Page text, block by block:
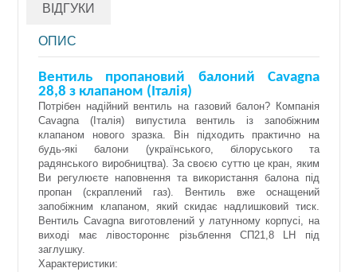
ВІДГУКИ
ОПИС
Вентиль пропановий балоний Cavagna
28,8 з клапаном (Італія)
Потрібен надійний вентиль на газовий балон? Компанія
Cavagna (Італія) випустила вентиль із запобіжним
клапаном нового зразка. Він підходить практично на
будь-які балони (українського, білоруського та
радянського виробництва). За своєю суттю це кран, яким
Ви регулюєте наповнення та використання балона під
пропан (скраплений газ). Вентиль вже оснащений
запобіжним клапаном, який скидає надлишковий тиск.
Вентиль Cavagna виготовлений у латунному корпусі, на
виході має лівостороннє різьблення СП21,8 LН під
заглушку.
Характеристики: